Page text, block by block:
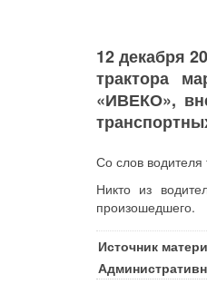
12 декабря
трактора
«ИВЕКО»,
Со слов водителя
Никто из
произошедшего.
Источник